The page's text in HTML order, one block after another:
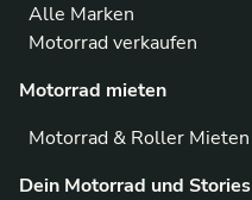
Alle Marken
Motorrad verkaufen
Motorrad mieten
Motorrad & Roller Mieten
Dein Motorrad und Stories